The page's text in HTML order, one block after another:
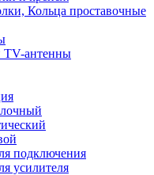
Кольца проставочные
антенны
подключения
усилителя